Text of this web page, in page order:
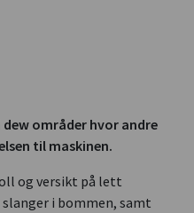
områder hvor andre
til maskinen.
og versikt på lett
i bommen, samt